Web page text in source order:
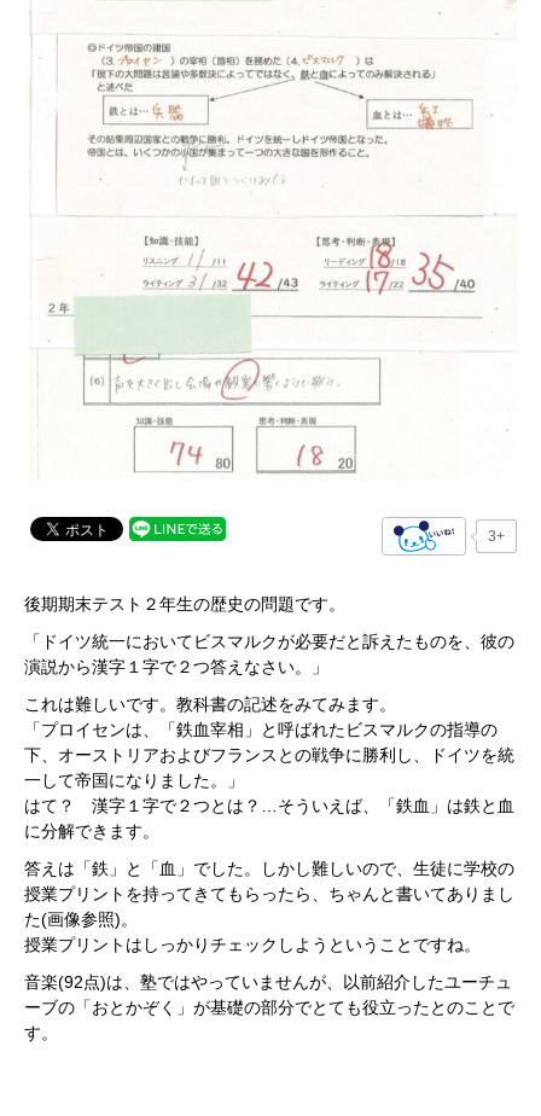
3+
後期期末テスト２年生の歴史の問題です。
「ドイツ統一においてビスマルクが必要だと訴えたものを、彼の
演説から漢字１字で２つ答えなさい。」
これは難しいです。教科書の記述をみてみます。
「プロイセンは、「鉄血宰相」と呼ばれたビスマルクの指導の
下、オーストリアおよびフランスとの戦争に勝利し、ドイツを統
一して帝国になりました。」
はて？ 漢字１字で２つとは？…そういえば、「鉄血」は鉄と血
に分解できます。
答えは「鉄」と「血」でした。しかし難しいので、生徒に学校の
授業プリントを持ってきてもらったら、ちゃんと書いてありまし
た(画像参照)。
授業プリントはしっかりチェックしようということですね。
音楽(92点)は、塾ではやっていませんが、以前紹介したユーチュ
ーブの「おとかぞく」が基礎の部分でとても役立ったとのことで
す。